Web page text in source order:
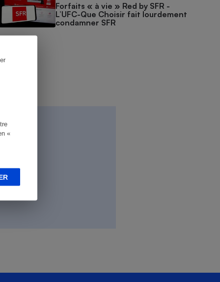
«
Forfaits « à vie » Red by SFR -
L’UFC-Que Choisir fait lourdement
condamner SFR